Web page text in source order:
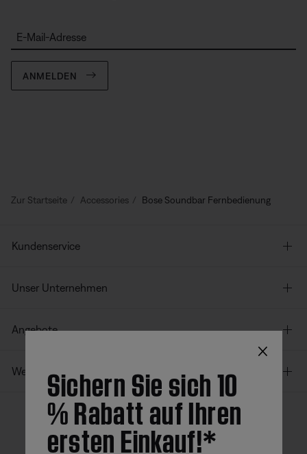
E-Mail-Adresse
ANMELDEN
Zur Startseite Accessories Bose Soundbar Fernbedienung
Kundenservice
Unser Unternehmen
Angebote
Weitere Links
Bose App
Bose Connect
App
Bose QCE
App
×
Sichern Sie sich 10
% Rabatt auf Ihren
ersten Einkauf!*